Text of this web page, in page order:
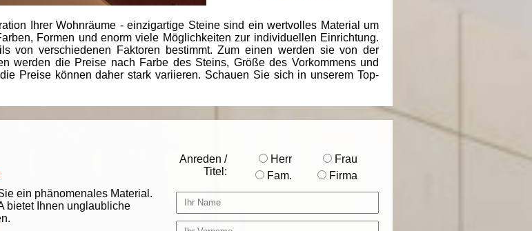
Ihrer Wohnräume - einzigartige Steine sind ein wertvolles Material um
Formen und enorm viele Möglichkeiten zur individuellen Einrichtung.
von verschiedenen Faktoren bestimmt. Zum einen werden sie von der
werden die Preise nach Farbe des Steins, Größe des Vorkommens und
Preise können daher stark variieren. Schauen Sie sich in unserem Top-
ein phänomenales Material.
bietet Ihnen unglaubliche
Anreden /
Titel:
Herr
Frau
Fam.
Firma